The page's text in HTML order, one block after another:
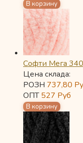
Софти Мега
Цена склада:
РОЗН 737,80
ОПТ527 Руб